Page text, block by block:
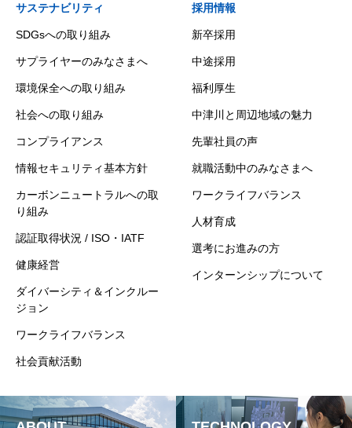
サステナビリティ
SDGsへの取り組み
サプライヤーのみなさまへ
環境保全への取り組み
社会への取り組み
コンプライアンス
情報セキュリティ基本方針
カーボンニュートラルへの取
り組み
認証取得状況 / ISO・IATF
健康経営
ダイバーシティ＆インクルー
ジョン
ワークライフバランス
社会貢献活動
採用情報
新卒採用
中途採用
福利厚生
中津川と周辺地域の魅力
先輩社員の声
就職活動中のみなさまへ
ワークライフバランス
人材育成
選考にお進みの方
インターンシップについて